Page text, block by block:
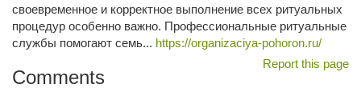
своевременное и корректное выполнение всех ритуальных
процедур особенно важно. Профессиональные ритуальные
службы помогают семь... https://organizaciya-pohoron.ru/
Report this page
Comments